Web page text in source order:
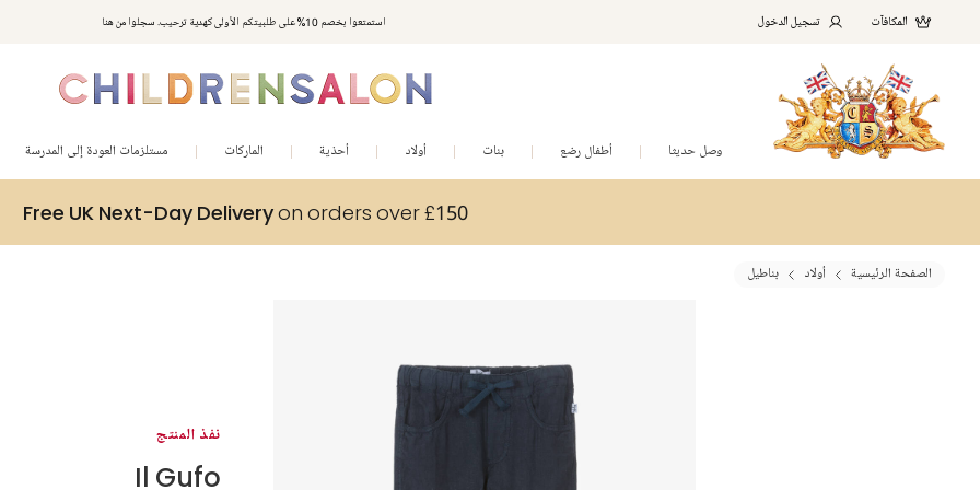
استمتعوا بخصم 10% على طلبيتكم الأولى كهدية ترحيب. سجلوا من هنا المكافآت تسجيل الدخول
وصل حديثا أطفال رضع بنات أولاد أحذية الماركات مستلزمات العودة إلى المدرسة
Free UK Next-Day Deliveryon orders over £150
الصفحة الرئيسية أولاد بناطيل
نفذ المنتج
Il Gufo